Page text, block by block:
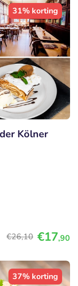
31% korting
Kölner
€26,10 €17,90
37% korting